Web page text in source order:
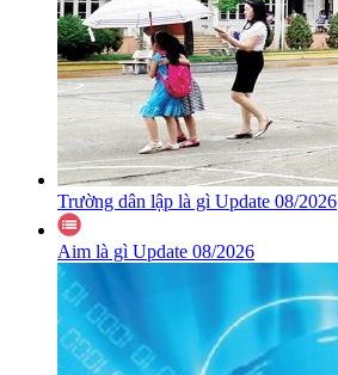
Trường dân lập là gì Update 08/2026
Aim là gì Update 08/2026